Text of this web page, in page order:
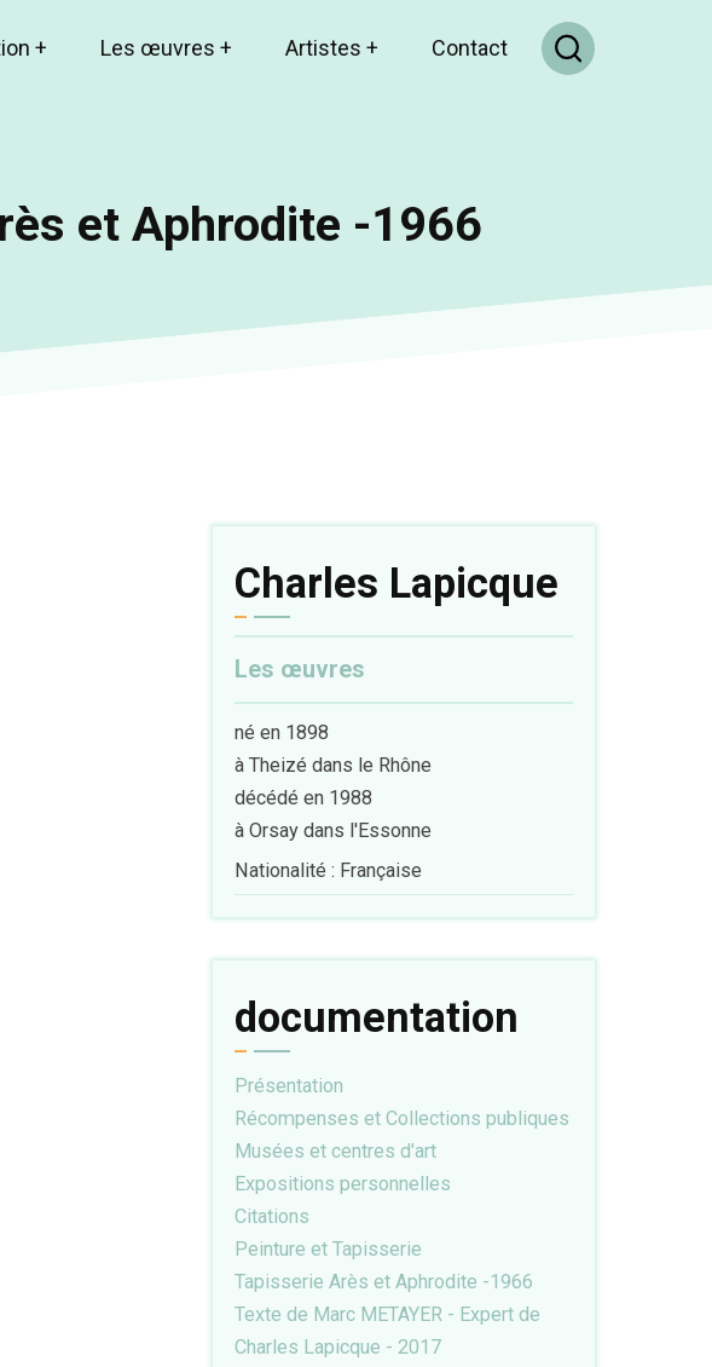
+ Les œuvres + Artistes + Contact
et Aphrodite -1966
Charles Lapicque
Les œuvres
né en 1898
à Theizé dans le Rhône
décédé en 1988
à Orsay dans l'Essonne
Nationalité : Française
documentation
Présentation
Récompenses et Collections publiques
Musées et centres d'art
Expositions personnelles
Citations
Peinture et Tapisserie
Tapisserie Arès et Aphrodite -1966
Texte de Marc METAYER - Expert de
Charles Lapicque - 2017